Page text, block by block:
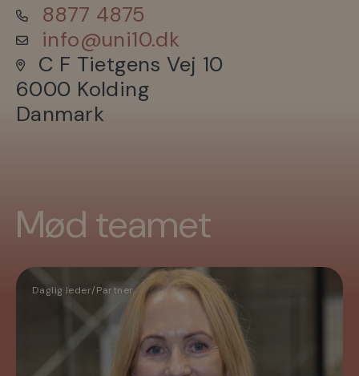
8877 4875
info@uni10.dk
C F Tietgens Vej 10
6000 Kolding
Danmark
Mød teamet
Daglig leder/Partner